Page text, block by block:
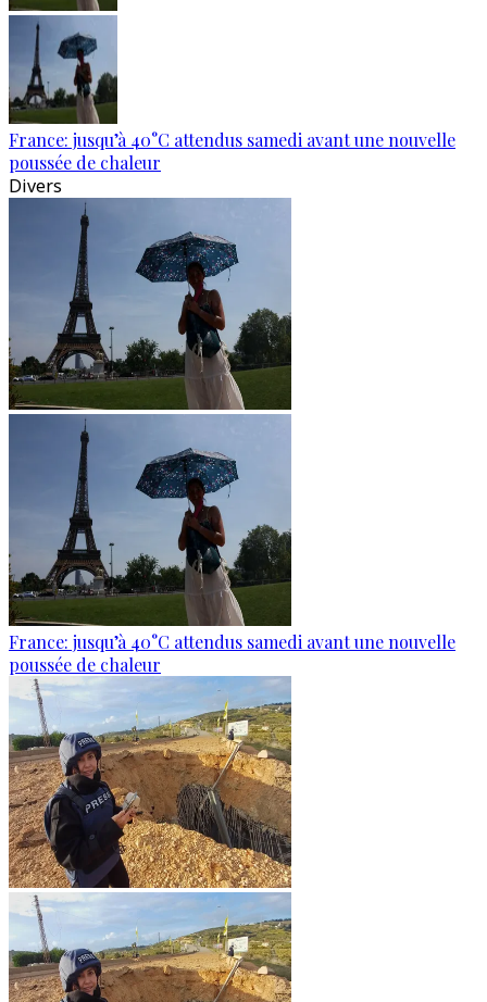
France: jusqu’à 40°C attendus samedi avant une nouvelle
poussée de chaleur
Divers
France: jusqu’à 40°C attendus samedi avant une nouvelle
poussée de chaleur